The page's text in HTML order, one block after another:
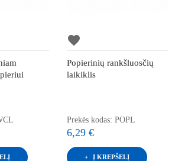
favorite
Popierinių rankšluosčių
laikiklis
Prekės kodas: POPL
6,29 €
Į KREPŠELĮ